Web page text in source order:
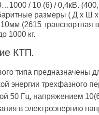
/ 10 (6) / 0,4кВ.
размеры ( Д х Ш
(2615 транспортная
1000 кг.
КТП.
типа предназначены
энергии трехфазного
50 Гц, напряжением
в электроэнергию